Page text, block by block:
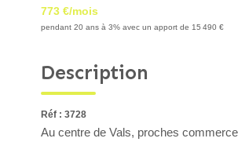
773 €/mois
pendant 20 ans à 3% avec un apport de 15 490 €
Description
Réf : 3728
Au centre de Vals, proches